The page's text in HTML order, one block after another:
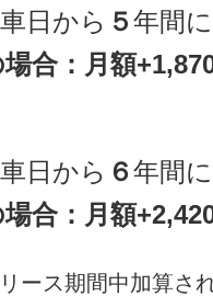
日から ５年間
合：月額
日から ６年間
合：月額
ース期間中加算さ